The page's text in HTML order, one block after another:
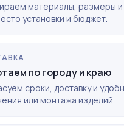
материалы, размеры и
установки и бюджет.
по городу и краю
сроки, доставку и
или монтажа изделий.